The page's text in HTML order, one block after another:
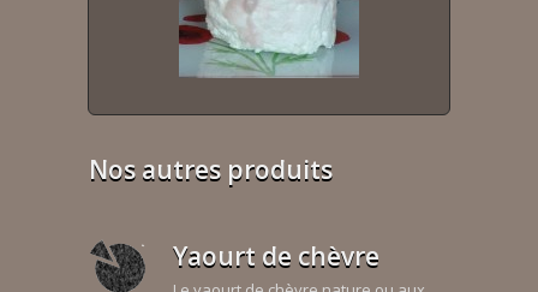
Nos autres produits
Yaourt de chèvre